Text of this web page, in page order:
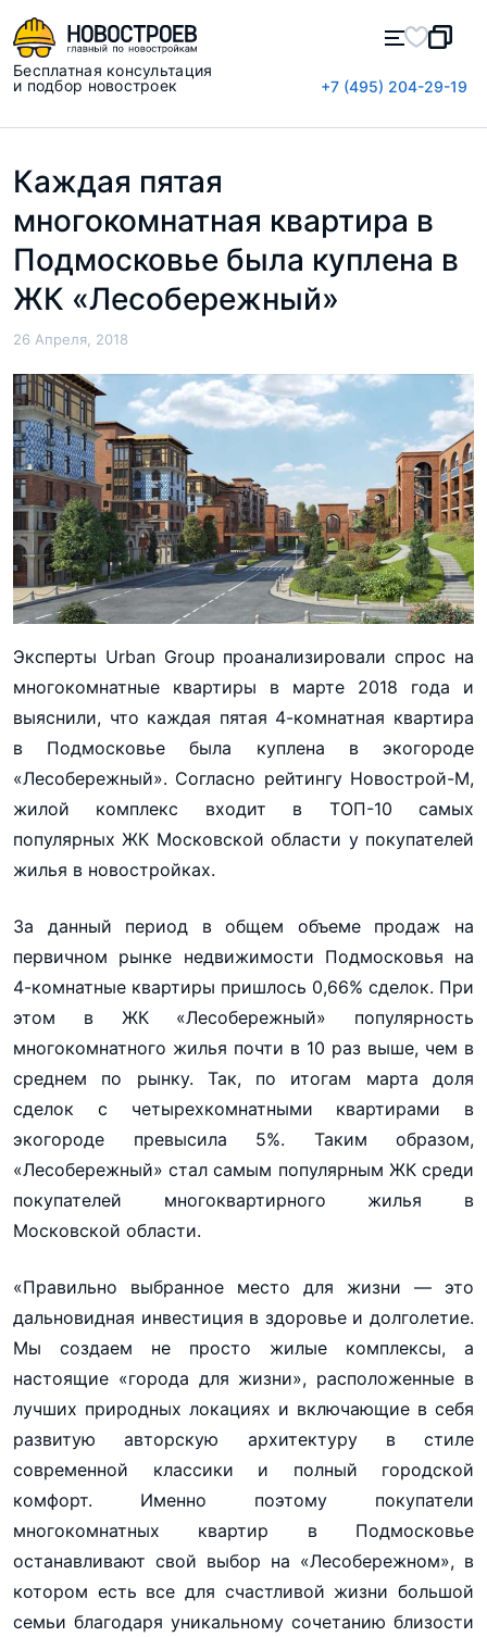
Бесплатная консультация
и подбор новостроек
+7 (495) 204-29-19
Каждая пятая
многокомнатная квартира в
Подмосковье была куплена в
ЖК «Лесобережный»
26 Апреля, 2018
Эксперты Urban Group проанализировали спрос на
многокомнатные квартиры в марте 2018 года и
выяснили, что каждая пятая 4-комнатная квартира
в Подмосковье была куплена в экогороде
«Лесобережный». Согласно рейтингу Новострой-М,
жилой комплекс входит в ТОП-10 самых
популярных ЖК Московской области у покупателей
жилья в новостройках.
За данный период в общем объеме продаж на
первичном рынке недвижимости Подмосковья на
4-комнатные квартиры пришлось 0,66% сделок. При
этом в ЖК «Лесобережный» популярность
многокомнатного жилья почти в 10 раз выше, чем в
среднем по рынку. Так, по итогам марта доля
сделок с четырехкомнатными квартирами в
экогороде превысила 5%. Таким образом,
«Лесобережный» стал самым популярным ЖК среди
покупателей многоквартирного жилья в
Московской области.
«Правильно выбранное место для жизни — это
дальновидная инвестиция в здоровье и долголетие.
Мы создаем не просто жилые комплексы, а
настоящие «города для жизни», расположенные в
лучших природных локациях и включающие в себя
развитую авторскую архитектуру в стиле
современной классики и полный городской
комфорт. Именно поэтому покупатели
многокомнатных квартир в Подмосковье
останавливают свой выбор на «Лесобережном», в
котором есть все для счастливой жизни большой
семьи благодаря уникальному сочетанию близости